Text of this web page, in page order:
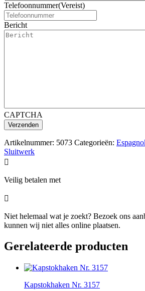
Telefoonnummer(Vereist)
Bericht
CAPTCHA
Artikelnummer: 5073 Categorieën:
Sluitwerk

Veilig betalen met

Niet helemaal wat je zoekt? Bezoek ons
kunnen wij niet alles online plaatsen.
Gerelateerde producten
Kapstokhaken Nr. 3157